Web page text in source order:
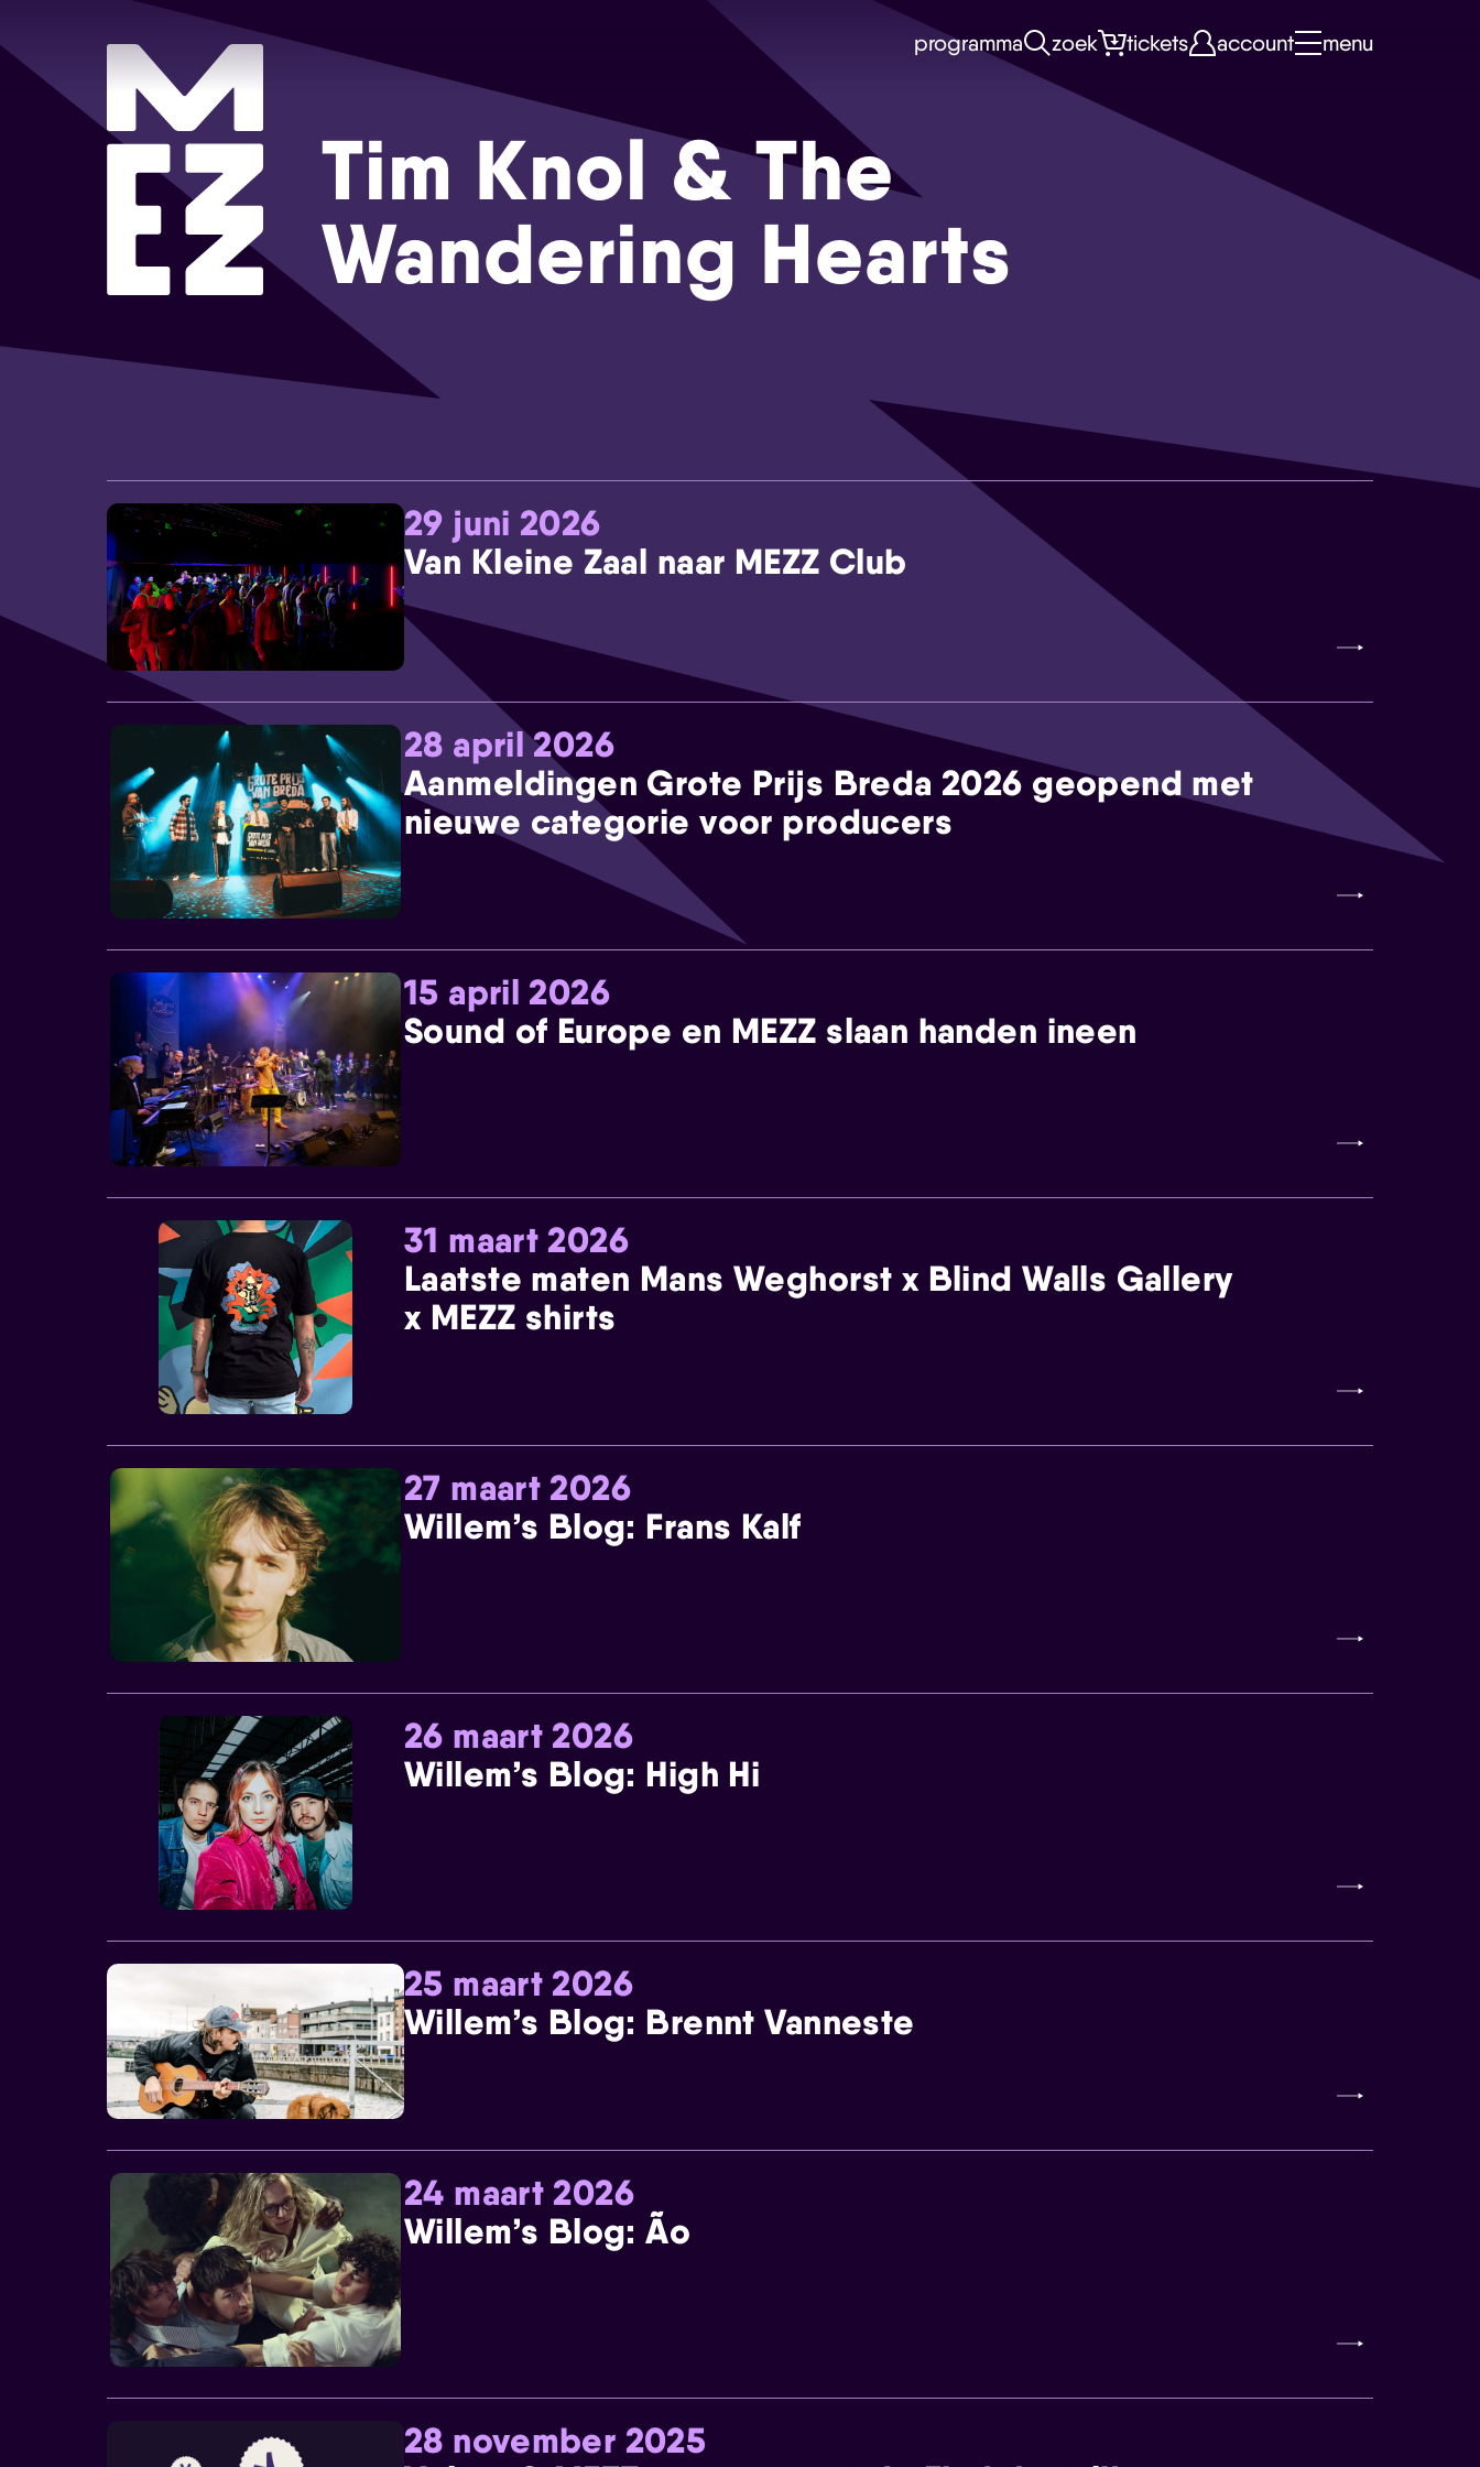
programma zoek tickets account menu
Tim Knol & The
Wandering Hearts
29 juni 2026
Van Kleine Zaal naar MEZZ Club
28 april 2026
Aanmeldingen Grote Prijs Breda 2026 geopend met
nieuwe categorie voor producers
15 april 2026
Sound of Europe en MEZZ slaan handen ineen
31 maart 2026
Laatste maten Mans Weghorst x Blind Walls Gallery
x MEZZ shirts
27 maart 2026
Willem’s Blog: Frans Kalf
26 maart 2026
Willem’s Blog: High Hi
25 maart 2026
Willem’s Blog: Brennt Vanneste
24 maart 2026
Willem’s Blog: Ão
28 november 2025